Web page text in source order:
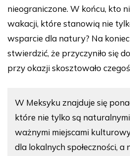
nieograniczone. W końcu, kto
wakacji, które stanowią nie
wsparcie dla natury? Na
stwierdzić, że przyczyniło się
przy okazji skosztowało
W Meksyku znajduje się
które nie tylko są
ważnymi miejscami
dla lokalnych społeczności,